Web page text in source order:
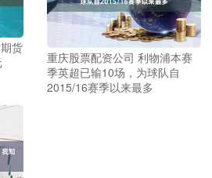
货
重庆股票配资公司 利物浦本赛
季英超已输10场，为球队自
2015/16赛季以来最多